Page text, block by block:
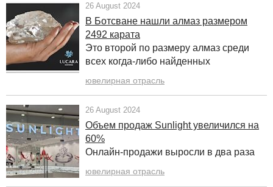
26 August 2024
В Ботсване нашли алмаз размером
2492 карата
Это второй по размеру алмаз среди
всех когда-либо найденных
ювелирная отрасль
26 August 2024
Объем продаж Sunlight увеличился на
60%
Онлайн-продажи выросли в два раза
ювелирная отрасль